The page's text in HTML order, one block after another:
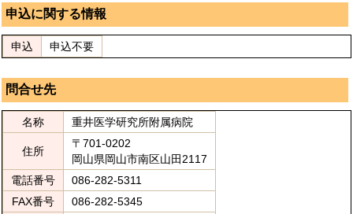
申込に関する情報
申込 申込不要
問合せ先
名称 重井医学研究所附属病院
住所
〒701-0202
岡山県岡山市南区山田2117
電話番号
086-282-5311
FAX番号
086-282-5345